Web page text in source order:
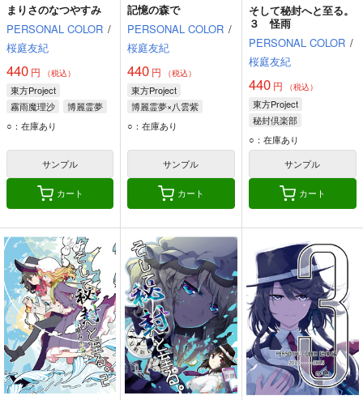
まりさのなつやすみ
PERSONAL COLOR /
桜庭友紀
440 円 （税込）
東方Project
霧雨魔理沙
博麗霊夢
チルノ
○：在庫あり
サンプル
カート
記憶の森で
PERSONAL COLOR /
桜庭友紀
440 円 （税込）
東方Project
博麗霊夢×八雲紫
博麗霊夢
○：在庫あり
サンプル
カート
そして秘封へと至る。
３ 怪雨
PERSONAL COLOR /
桜庭友紀
440円 （税込）
東方Project
秘封倶楽部
宇佐見蓮子
マエリベリー・ハーン
○：在庫あり
サンプル
カート